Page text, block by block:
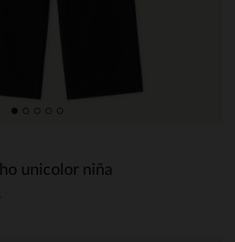
unicolor niña